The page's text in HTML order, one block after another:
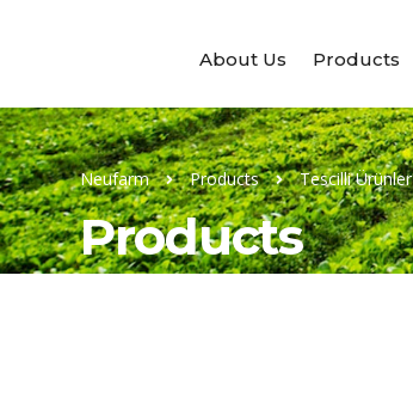
About Us Products
Neufarm Products Tescilli Ürünler
Products